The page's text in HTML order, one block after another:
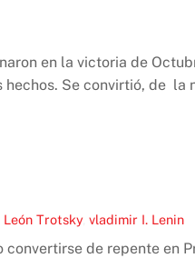
en la victoria de
Se convirtió, de la
León Trotsky, vladimir I. Lenin
de repente en